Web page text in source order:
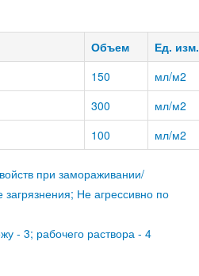
Объем
Ед. изм.
150
мл/м2
300
мл/м2
100 мл/м2
при замораживании/
Не агрессивно по
- 3; рабочего раствора - 4